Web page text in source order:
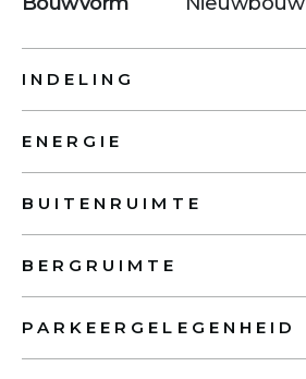
INDELING
ENERGIE
BUITENRUIMTE
BERGRUIMTE
PARKEERGELEGENHEID